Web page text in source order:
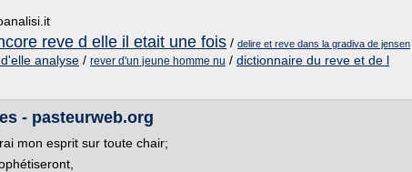
reve d elle il etait une fois / delire et reve dans la gradiva de jensen
analyse / rever d'un jeune homme nu / dictionnaire du reve et de l
- pasteurweb.org
mon esprit sur toute chair;